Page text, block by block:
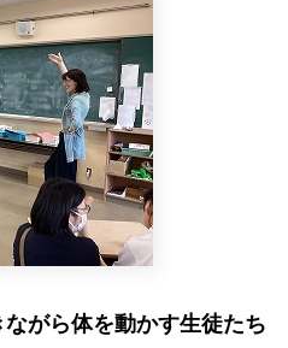
ながら体を動かす生徒たち